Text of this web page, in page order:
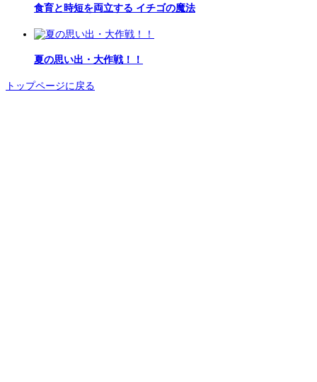
食育と時短を両立する イチゴの魔法
夏の思い出・大作戦！！
トップページに戻る